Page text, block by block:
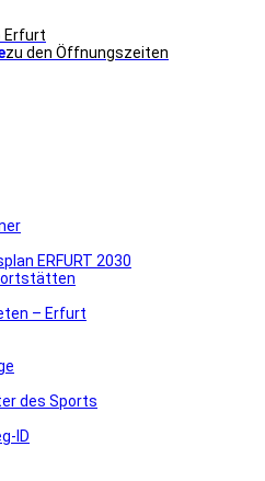
Erfurt
zu den Öffnungszeiten
ERFURT 2030
– Erfurt
des Sports
ID